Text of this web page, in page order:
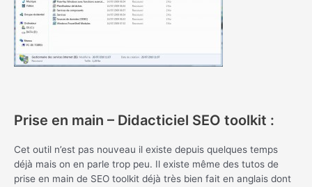
Prise en main – Didacticiel SEO toolkit :
Cet outil n’est pas nouveau il existe depuis quelques temps
déjà mais on en parle trop peu. Il existe même des tutos de
prise en main de SEO toolkit déjà très bien fait en anglais dont